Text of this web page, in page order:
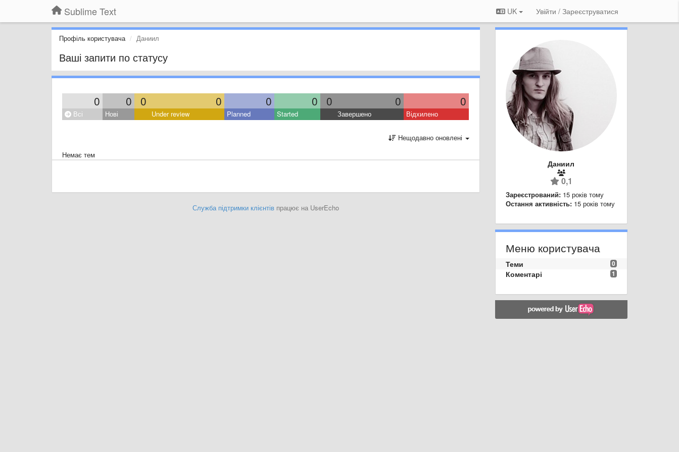
Sublime Text UK Увійти / Зареєструватися
Профіль користувача Даниил
Ваші запити по статусу
0 0 0 0 0 0 0 0 0
Всі Нові Under review Planned Started Завершено Відхилено
Нещодавно оновлені
Немає тем
Служба підтримки клієнтівпрацює на UserEcho
Даниил
0,1
Зареєстрований: 15 років тому
Остання активність: 15 років тому
Меню користувача
0
Теми
1
Коментарі